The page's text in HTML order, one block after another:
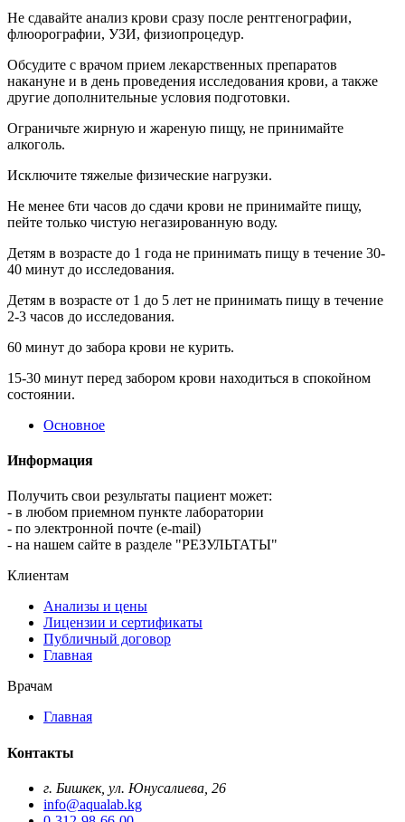
Не сдавайте анализ крови сразу после рентгенографии,
флюорографии, УЗИ, физиопроцедур.
Обсудите с врачом прием лекарственных препаратов
накануне и в день проведения исследования крови, а также
другие дополнительные условия подготовки.
Ограничьте жирную и жареную пищу, не принимайте
алкоголь.
Исключите тяжелые физические нагрузки.
Не менее 6ти часов до сдачи крови не принимайте пищу,
пейте только чистую негазированную воду.
Детям в возрасте до 1 года не принимать пищу в течение 30-
40 минут до исследования.
Детям в возрасте от 1 до 5 лет не принимать пищу в течение
2-3 часов до исследования.
60 минут до забора крови не курить.
15-30 минут перед забором крови находиться в спокойном
состоянии.
Основное
Информация
Получить свои результаты пациент может:
- в любом приемном пункте лаборатории
- по электронной почте (e-mail)
- на нашем сайте в разделе "РЕЗУЛЬТАТЫ"
Клиентам
Анализы и цены
Лицензии и сертификаты
Публичный договор
Главная
Врачам
Главная
Контакты
г. Бишкек, ул. Юнусалиева, 26
info@aqualab.kg